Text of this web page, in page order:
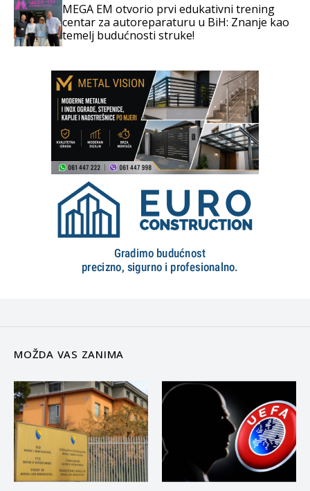
MEGA EM otvorio prvi edukativni trening
centar za autoreparaturu u BiH: Znanje kao
temelj budućnosti struke!
MOŽDA VAS ZANIMA